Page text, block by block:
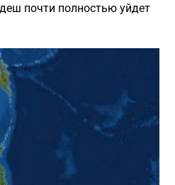
почти полностью уйдет